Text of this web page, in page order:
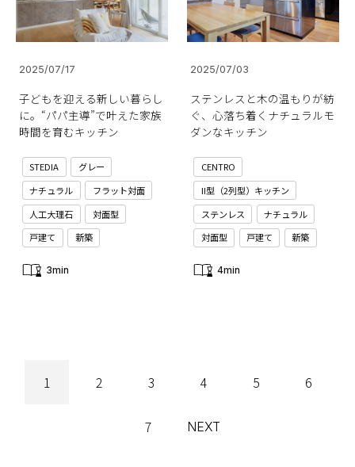
2025/07/17
子どもを迎える新しい暮らし
に。“パパ主導”で叶えた家族
時間を育むキッチン
STEDIA
グレー
ナチュラル
フラット対面
人工大理石
対面型
戸建て
新築
3min
2025/07/03
ステンレスと木の温もりが紡
ぐ、心落ち着くナチュラルモ
ダンなキッチン
CENTRO
II型（2列型）キッチン
ステンレス
ナチュラル
対面型
戸建て 新築
4min
1 2 3 4 5 6
7 NEXT